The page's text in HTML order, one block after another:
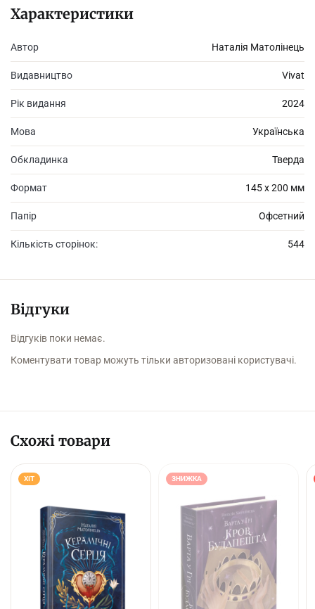
людини наблизиться до фіналу, світ піде обертом, легенди
оживуть, великі роди згадають про давні клятви, а Іґніс
на порозі Пітьми.
Характеристики
Автор Наталія Матолінець
Видавництво Vivat
Рік видання 2024
Мова Українська
Обкладинка Тверда
Формат 145 х 200 мм
Папір Офсетний
Кількість сторінок: 544
Відгуки
Відгуків поки немає.
Коментувати товар можуть тільки авторизовані користувачі.
Схожі товари
ХІТ ЗНИЖКА